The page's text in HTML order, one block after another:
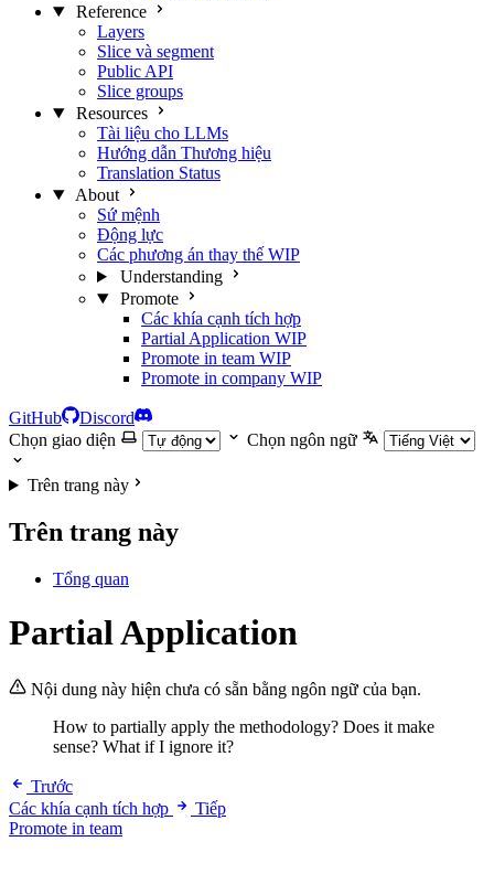
Reference
Layers
Slice và segment
Public API
Slice groups
Resources
Tài liệu cho LLMs
Hướng dẫn Thương hiệu
Translation Status
About
Sứ mệnh
Động lực
Các phương án thay thế WIP
Understanding
Promote
Các khía cạnh tích hợp
Partial Application WIP
Promote in team WIP
Promote in company WIP
GitHub
Discord
Chọn giao diện
Chọn ngôn ngữ
Trên trang này
Trên trang này
Tổng quan
Partial Application
Nội dung này hiện chưa có sẵn bằng ngôn ngữ của bạn.
How to partially apply the methodology? Does it make
sense? What if I ignore it?
Trước
Các khía cạnh tích hợp
Tiếp
Promote in team